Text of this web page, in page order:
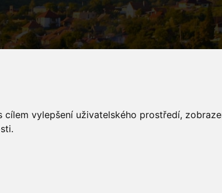
vylepšení uživatelského prostředí,